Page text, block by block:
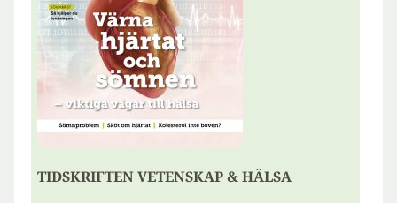
TIDSKRIFTEN VETENSKAP & HÄLSA